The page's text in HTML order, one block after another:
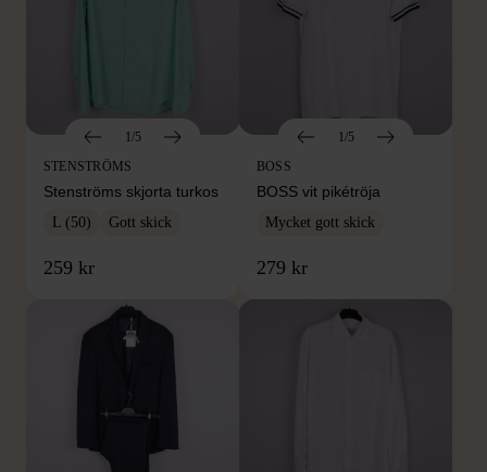
1/5
STENSTRÖMS
Stenströms skjorta turkos
L (50) Gott skick
259 kr
1/5
BOSS
BOSS vit pikétröja
Mycket gott skick
279 kr